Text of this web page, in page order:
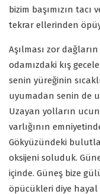
bizim başımızın
tekrar ellerinden
Aşılması zor
odamızdaki kış
senin yüreğinin
uyumadan senin de
Uzayan yolların
varlığının
Gökyüzündeki
oksijeni soluduk.
içinde. Güneş bize
öpücükleri diye hayal